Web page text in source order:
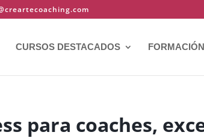
CURSOS DESTACADOS
para coaches,